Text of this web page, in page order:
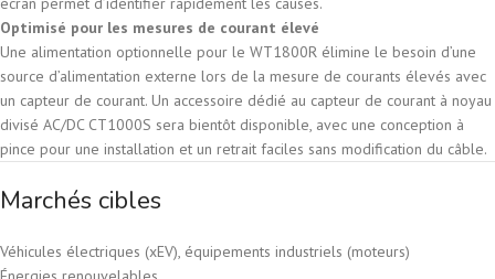
Optimisé pour les mesures de courant élevé
Une alimentation optionnelle pour le WT1800R élimine le besoin d’une
source d’alimentation externe lors de la mesure de courants élevés avec
un capteur de courant. Un accessoire dédié au capteur de courant à noyau
divisé AC/DC CT1000S sera bientôt disponible, avec une conception à
pince pour une installation et un retrait faciles sans modification du câble.
Marchés cibles
Véhicules électriques (xEV), équipements industriels (moteurs)